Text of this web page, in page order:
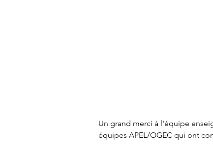
Un grand merci à l'équipe
équipes APEL/OGEC qui ont